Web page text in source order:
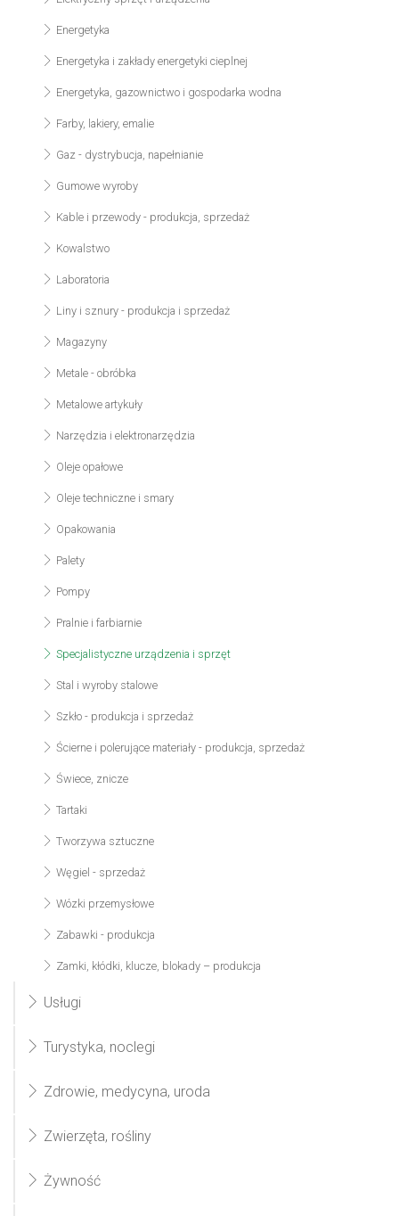
Energetyka
Energetyka i zakłady energetyki cieplnej
Energetyka, gazownictwo i gospodarka wodna
Farby, lakiery, emalie
Gaz - dystrybucja, napełnianie
Gumowe wyroby
Kable i przewody - produkcja, sprzedaż
Kowalstwo
Laboratoria
Liny i sznury - produkcja i sprzedaż
Magazyny
Metale - obróbka
Metalowe artykuły
Narzędzia i elektronarzędzia
Oleje opałowe
Oleje techniczne i smary
Opakowania
Palety
Pompy
Pralnie i farbiarnie
Specjalistyczne urządzenia i sprzęt
Stal i wyroby stalowe
Szkło - produkcja i sprzedaż
Ścierne i polerujące materiały - produkcja, sprzedaż
Świece, znicze
Tartaki
Tworzywa sztuczne
Węgiel - sprzedaż
Wózki przemysłowe
Zabawki - produkcja
Zamki, kłódki, klucze, blokady – produkcja
Usługi
Turystyka, noclegi
Zdrowie, medycyna, uroda
Zwierzęta, rośliny
Żywność